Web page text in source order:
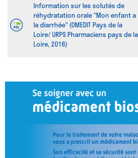
Information sur les solutés de
réhydratation orale "Mon enfant a
la diarrhée" (OMEDIT Pays de la
Loire/ URPS Pharmaciens pays de la
Loire, 2016)